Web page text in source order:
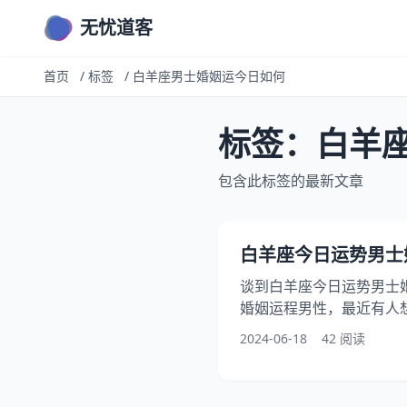
无忧道客
首页 / 标签 / 白羊座男士婚姻运今日如何
标签：白羊
包含此标签的最新文章
白羊座今日运势男
谈到白羊座今日运势男士
婚姻运程男性，最近有人
姻，再者，还有人想问白
文将介绍白羊座今日婚
2024-06-18 42 阅读